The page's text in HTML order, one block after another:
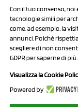
2023 NCX
Con il tuo consenso,
tecnologie simili per
come, ad esempio, la
annunci. Poiché
scegliere di non
GDPR per saperne di più.
Visualizza la Cookie
Powered by